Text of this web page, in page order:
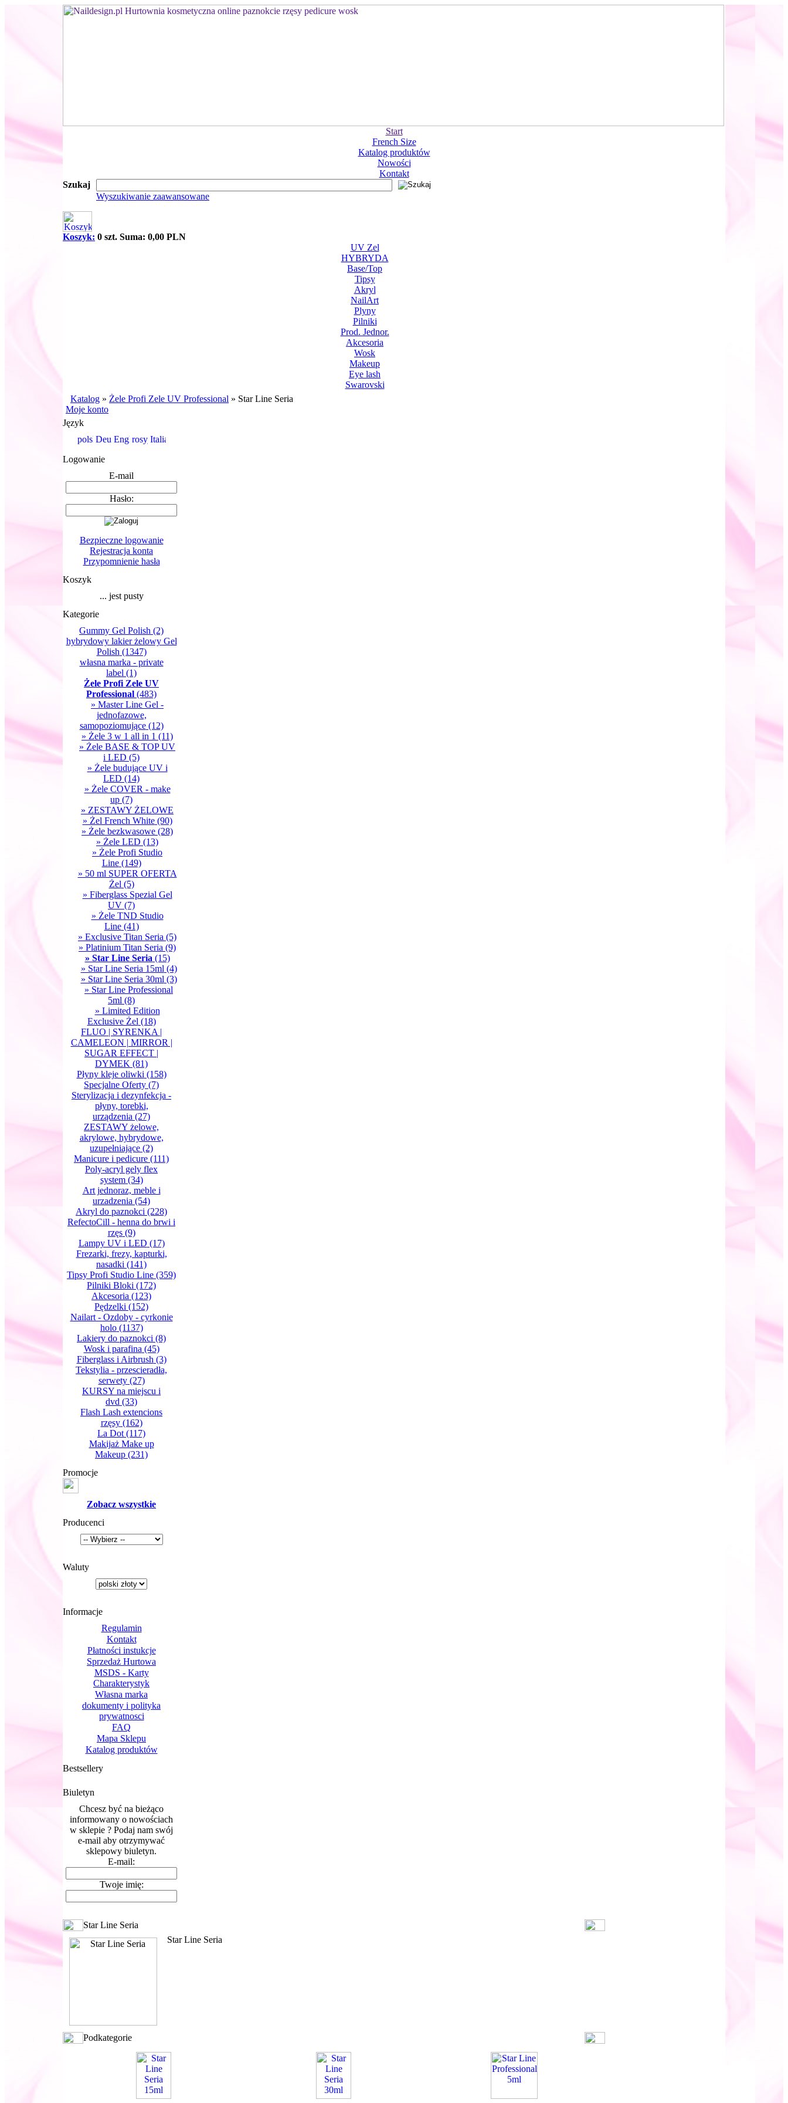
Start
French Size
Katalog produktów
Nowości
Kontakt
Szukaj
Wyszukiwanie zaawansowane
Koszyk: 0 szt. Suma: 0,00 PLN
UV Zel
HYBRYDA
Base/Top
Tipsy
Akryl
NailArt
Plyny
Pilniki
Prod. Jednor.
Akcesoria
Wosk
Makeup
Eye lash
Swarovski
Katalog » Żele Profi Zele UV Professional » Star Line Seria
Moje konto
Język
Logowanie
E-mail
Hasło:
Bezpieczne logowanie
Rejestracja konta
Przypomnienie hasła
Koszyk
... jest pusty
Kategorie
Gummy Gel Polish (2)
hybrydowy lakier żelowy Gel
Polish (1347)
własna marka - private
label (1)
Żele Profi Zele UV
Professional (483)
» Master Line Gel -
jednofazowe,
samopoziomujące(12)
» Żele 3 w 1 all in 1 (11)
» Żele BASE & TOP UV
i LED (5)
» Żele budujące UV i
LED (14)
» Żele COVER - make
up (7)
» ZESTAWY ŻELOWE
» Żel French White(90)
» Żele bezkwasowe (28)
» Żele LED (13)
» Żele Profi Studio
Line(149)
» 50 ml SUPER OFERTA
Żel (5)
» Fiberglass Spezial Gel
UV (7)
» Żele TND Studio
Line(41)
» Exclusive Titan Seria (5)
» Platinium Titan Seria (9)
» Star Line Seria (15)
» Star Line Seria 15ml (4)
» Star Line Seria 30ml (3)
» Star Line Professional
5ml (8)
» Limited Edition
Exclusive Żel (18)
FLUO | SYRENKA |
CAMELEON | MIRROR |
SUGAR EFFECT |
DYMEK (81)
Płyny kleje oliwki (158)
Specjalne Oferty (7)
Sterylizacja i dezynfekcja -
płyny, torebki,
urządzenia (27)
ZESTAWY żelowe,
akrylowe, hybrydowe,
uzupełniające (2)
Manicure i pedicure (111)
Poly-acryl gely flex
system(34)
Art jednoraz, meble i
urzadzenia (54)
Akryl do paznokci (228)
RefectoCill - henna do brwi i
rzęs(9)
Lampy UV i LED (17)
Frezarki, frezy, kapturki,
nasadki (141)
Tipsy Profi Studio Line (359)
Pilniki Bloki (172)
Akcesoria (123)
Pędzelki (152)
Nailart - Ozdoby - cyrkonie
holo(1137)
Lakiery do paznokci (8)
Wosk i parafina (45)
Fiberglass i Airbrush (3)
Tekstylia - przescieradła,
serwety(27)
KURSY na miejscu i
dvd (33)
Flash Lash extencions
rzęsy(162)
La Dot (117)
Makijaż Make up
Makeup (231)
Promocje
Zobacz wszystkie
Producenci
Waluty
Informacje
Regulamin
Kontakt
Płatności instukcje
Sprzedaż Hurtowa
MSDS - Karty
Charakterystyk
Własna marka
dokumenty i polityka
prywatnosci
FAQ
Mapa Sklepu
Katalog produktów
Bestsellery
Biuletyn
Chcesz być na bieżąco
informowany o nowościach
w sklepie ? Podaj nam swój
e-mail aby otrzymywać
sklepowy biuletyn.
E-mail:
Twoje imię:
Star Line Seria
Star Line Seria
Podkategorie